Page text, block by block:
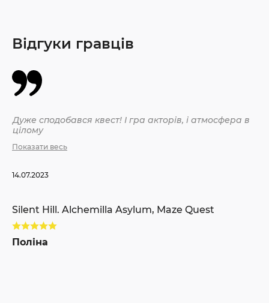
Відгуки гравців
Дуже сподобався квест! І гра акторів, і атмосфера в
цілому
Показати весь
14.07.2023
Silent Hill. Alchemilla Asylum, Maze Quest
Поліна